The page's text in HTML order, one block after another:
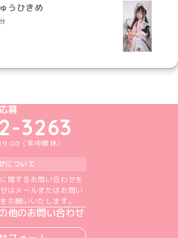
うひきめ
いどりーみんTikTok公式アカウント
めいどりーみんX公式アカウント
めいどりーみんInstagram公式アカウント
めいどりーみんFacebook公式アカウン
めいどりーみんYouTube公式アカ
募
3263
（年中無休）
について
関するお問い合わせを
はメールまたはお問い
お願いいたします。
他のお問い合わせ